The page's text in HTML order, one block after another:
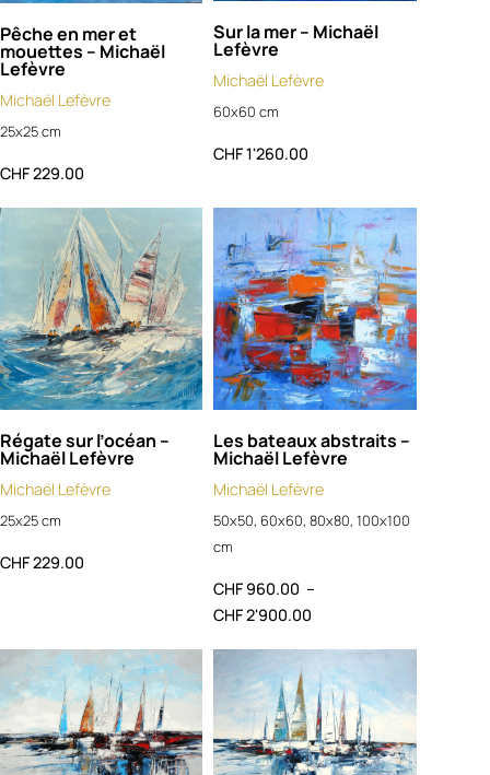
Pêche en mer et
mouettes – Michaël
Lefèvre
Michaël Lefèvre
25x25 cm
CHF229.00
Sur la mer – Michaël
Lefèvre
Michaël Lefèvre
60x60 cm
CHF1'260.00
Régate sur l’océan –
Michaël Lefèvre
Michaël Lefèvre
25x25 cm
CHF229.00
Les bateaux abstraits –
Michaël Lefèvre
Michaël Lefèvre
50x50, 60x60, 80x80, 100x100
cm
CHF 960.00 –
CHF2'900.00